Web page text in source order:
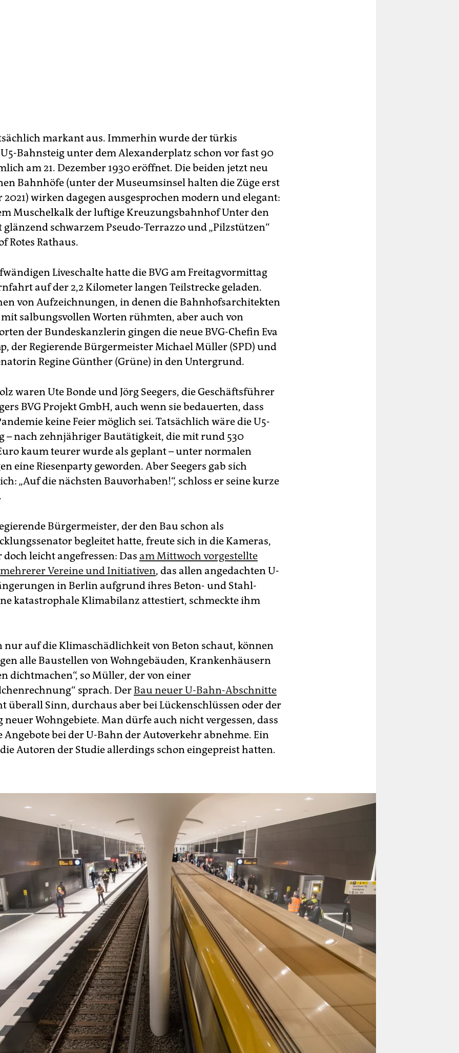
markant aus. Immerhin wurde der türkis
Bahnsteig unter dem Alexanderplatz schon vor fast 90
am 21. Dezember 1930 eröffnet. Die beiden jetzt neu
Bahnhöfe (unter der Museumsinsel halten die Züge erst
2021) wirken dagegen ausgesprochen modern und elegant:
Muschelkalk der luftige Kreuzungsbahnhof Unter den
schwarzem Pseudo-Terrazzo und „Pilzstützen“
Rotes Rathaus.
Liveschalte hatte die BVG am Freitagvormittag
auf der 2,2 Kilometer langen Teilstrecke geladen.
von Aufzeichnungen, in denen die Bahnhofsarchitekten
salbungsvollen Worten rühmten, aber auch von
der Bundeskanzlerin gingen die neue BVG-Chefin Eva
der Regierende Bürgermeister Michael Müller (SPD) und
Regine Günther (Grüne) in den Untergrund.
waren Ute Bonde und Jörg Seegers, die Geschäftsführer
BVG Projekt GmbH, auch wenn sie bedauerten, dass
keine Feier möglich sei. Tatsächlich wäre die U5-
– nach zehnjähriger Bautätigkeit, die mit rund 530
kaum teurer wurde als geplant – unter normalen
eine Riesenparty geworden. Aber Seegers gab sich
„Auf die nächsten Bauvorhaben!“, schloss er seine kurze
Bürgermeister, der den Bau schon als
begleitet hatte, freute sich in die Kameras,
leicht angefressen: Das am Mittwoch vorgestellte
Vereine und Initiativen, das allen angedachten U-
in Berlin aufgrund ihres Beton- und Stahl-
katastrophale Klimabilanz attestiert, schmeckte ihm
nur auf die Klimaschädlichkeit von Beton schaut, können
alle Baustellen von Wohngebäuden, Krankenhäusern
dichtmachen“, so Müller, der von einer
sprach. DerBau neuer U-Bahn-Abschnitte
überall Sinn, durchaus aber bei Lückenschlüssen oder der
Wohngebiete. Man dürfe auch nicht vergessen, dass
Angebote bei der U-Bahn der Autoverkehr abnehme. Ein
Autoren der Studie allerdings schon eingepreist hatten.